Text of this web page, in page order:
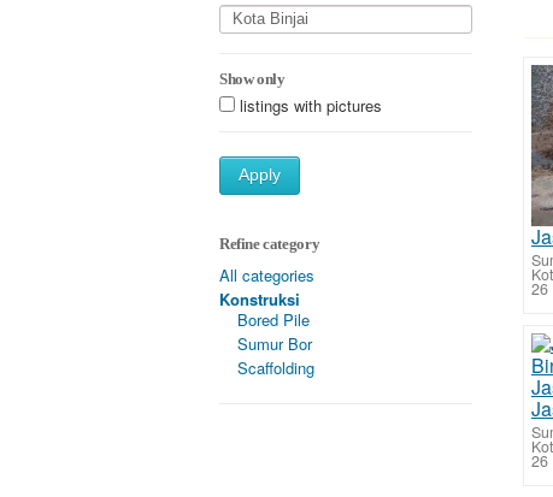
Show only
listings with pictures
Apply
Refine category
All categories
Konstruksi
Bored Pile
Sumur Bor
Scaffolding
26
26